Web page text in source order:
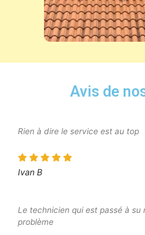
Avis de
Rien à dire le service est au top
Ivan B
Le technicien qui est passé à su
problème